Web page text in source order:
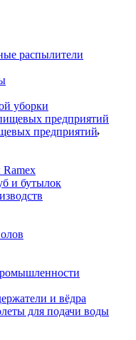
распылители
уборки
предприятий
и бутылок
и вёдра
для подачи воды